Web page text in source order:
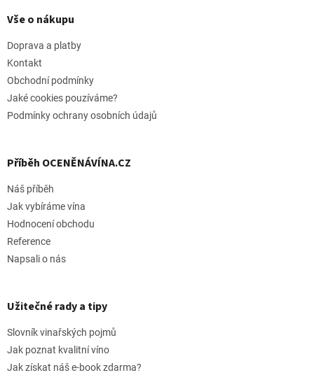
pVše o nákupu
Doprava a platby
Kontakt
Obchodní podmínky
Jaké cookies pouzíváme?
Podmínky ochrany osobních údajů
Příběh OCENĚNÁVÍNA.CZ
Náš příběh
Jak vybíráme vína
Hodnocení obchodu
Reference
Napsali o nás
Užitečné rady a tipy
Slovník vinařských pojmů
Jak poznat kvalitní víno
Jak získat náš e-book zdarma?